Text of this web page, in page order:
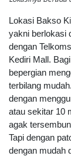
Lokasi Bakso
yakni berlokasi
dengan
Kediri Mall.
bepergian
terbilang
dengan
atau sekitar 10
agak
Tapi dengan
dengan mudah